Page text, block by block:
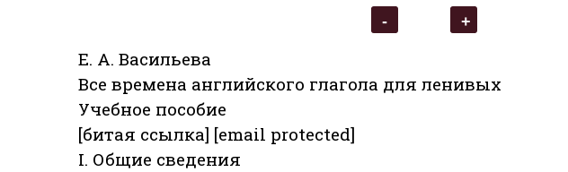
Е. А. Васильева
Все времена английского глагола для ленивых
Учебное пособие
[битая ссылка] [email protected]
I. Общие сведения